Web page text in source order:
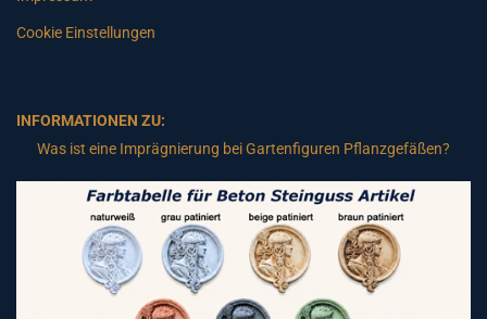
Cookie Einstellungen
INFORMATIONEN ZU:
Was ist eine Imprägnierung bei Gartenfiguren Pflanzgefäßen?